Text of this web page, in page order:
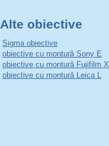
Alte obiective
Sigma obiective
obiective cu montură Sony E
obiective cu montură Fujifilm X
obiective cu montură Leica L